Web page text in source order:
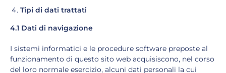
Tipi di dati trattati
4.1 Dati di navigazione
I sistemi informatici e le procedure software preposte al
funzionamento di questo sito web acquisiscono, nel corso
del loro normale esercizio, alcuni dati personali la cui